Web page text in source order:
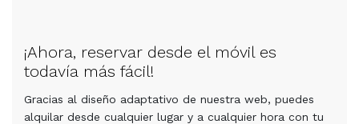
¡Ahora, reservar desde el móvil es
todavía más fácil!
Gracias al diseño adaptativo de nuestra web, puedes
alquilar desde cualquier lugar y a cualquier hora con tu